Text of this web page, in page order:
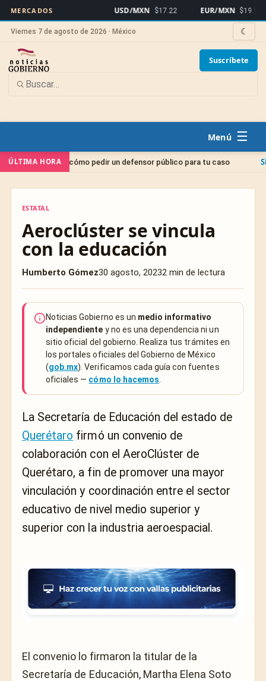
MERCADOS USD/MXN $17.22 EUR/MXN $19.86
Viernes 7 de agosto de 2026 · México ☾
Suscríbete
☰
ÚLTIMA HORA
cómo pedir un defensor público para tu caso Sin categoría
ESTATAL
Aeroclúster se vincula
con la educación
Humberto Gómez30 agosto, 20232 min de lectura
Noticias Gobierno es un medio informativo
independiente y no es una dependencia ni un
sitio oficial del gobierno. Realiza tus trámites en
los portales oficiales del Gobierno de México
(gob.mx). Verificamos cada guía con fuentes
oficiales — cómo lo hacemos
La Secretaría de Educación del estado de
Querétaro firmó un convenio de
colaboración con el AeroClúster de
Querétaro, a fin de promover una mayor
vinculación y coordinación entre el sector
educativo de nivel medio superior y
superior con la industria aeroespacial.
El convenio lo firmaron la titular de la
Secretaría de Educación, Martha Elena Soto